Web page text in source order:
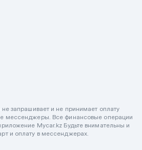
запрашивает и не принимает оплату
мессенджеры. Все финансовые операции
Mycar.kz Будьте внимательны и
и оплату в мессенджерах.